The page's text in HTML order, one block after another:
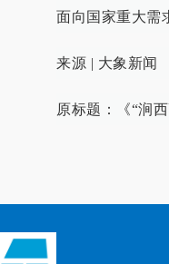
面向国家重大需
来源 | 大象新闻
原标题：《“涧